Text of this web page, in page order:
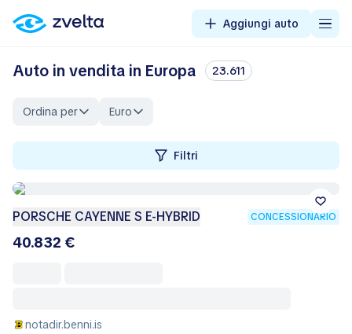
Aggiungi auto
Auto in vendita in Europa 23.611
Ordina per Euro
Filtri
PORSCHE CAYENNE S E-HYBRID CONCESSIONARIO
40.832 €
notadir.benni.is